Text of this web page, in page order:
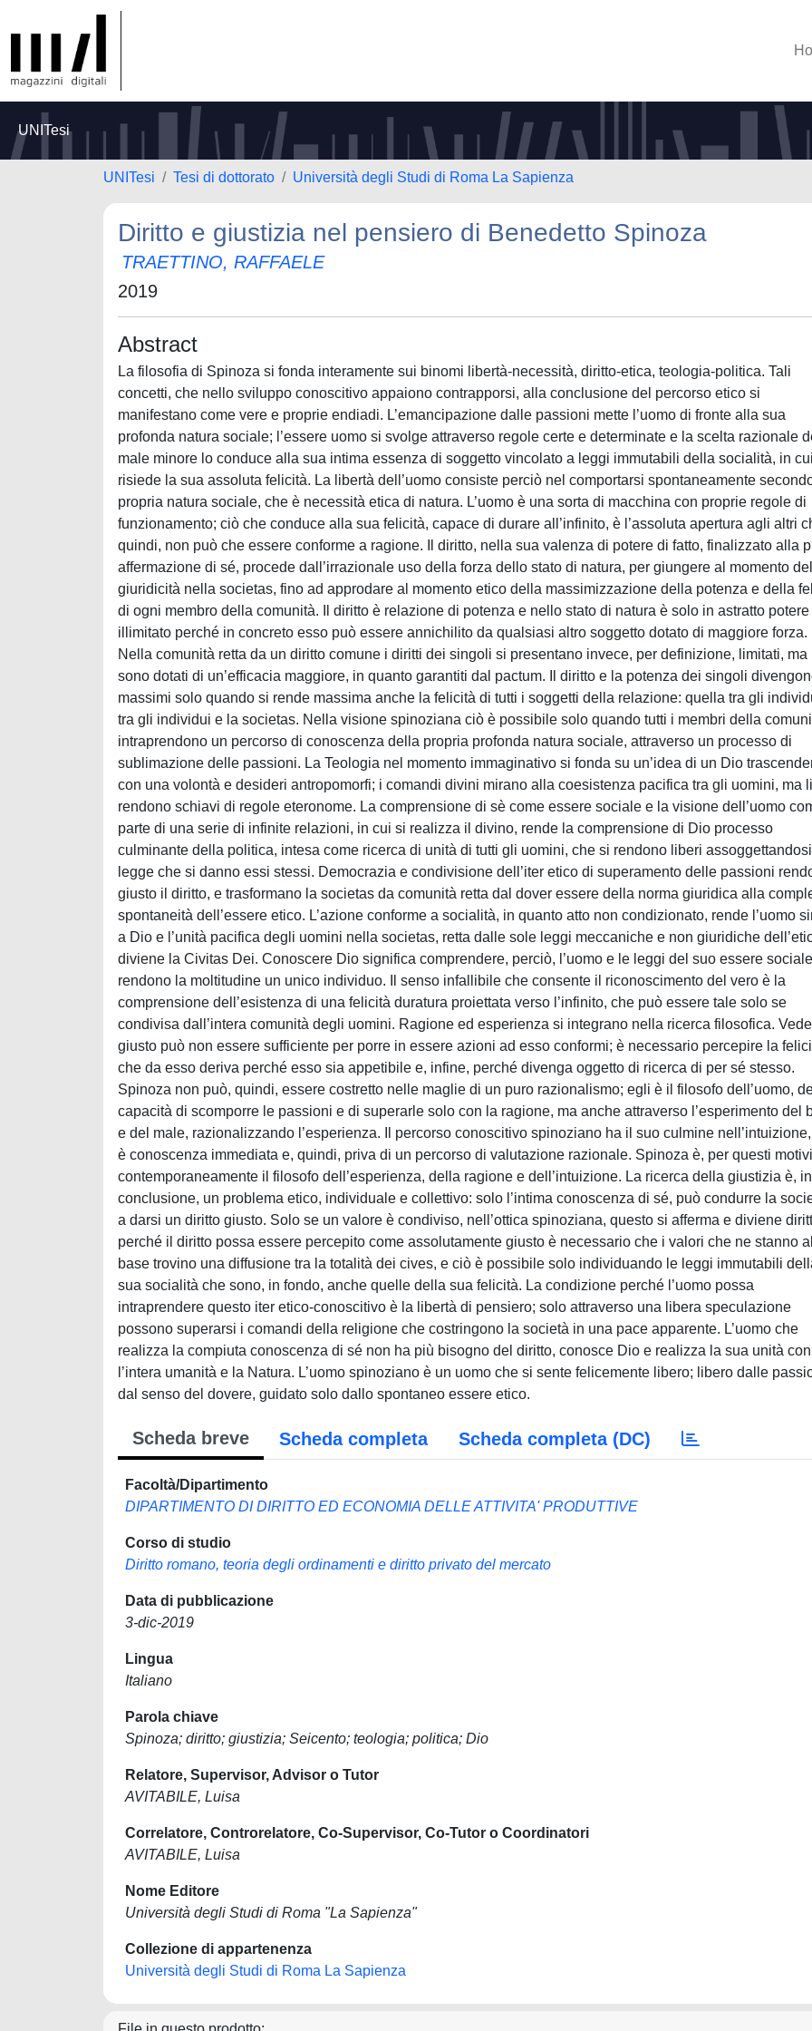
UNITesi
UNITesi Tesi di dottorato Università degli Studi di Roma La Sapienza
Diritto e giustizia nel pensiero di Benedetto Spinoza
TRAETTINO, RAFFAELE
2019
Abstract
La filosofia di Spinoza si fonda interamente sui binomi libertà-necessità, diritto-etica, teologia-politica. Tali
concetti, che nello sviluppo conoscitivo appaiono contrapporsi, alla conclusione del percorso etico si
manifestano come vere e proprie endiadi. L’emancipazione dalle passioni mette l’uomo di fronte alla sua
profonda natura sociale; l’essere uomo si svolge attraverso regole certe e determinate e la scelta razionale
male minore lo conduce alla sua intima essenza di soggetto vincolato a leggi immutabili della socialità, in cui
risiede la sua assoluta felicità. La libertà dell’uomo consiste perciò nel comportarsi spontaneamente
propria natura sociale, che è necessità etica di natura. L’uomo è una sorta di macchina con proprie regole di
funzionamento; ciò che conduce alla sua felicità, capace di durare all’infinito, è l’assoluta apertura agli altri
quindi, non può che essere conforme a ragione. Il diritto, nella sua valenza di potere di fatto, finalizzato alla
affermazione di sé, procede dall’irrazionale uso della forza dello stato di natura, per giungere al momento
giuridicità nella societas, fino ad approdare al momento etico della massimizzazione della potenza e della
di ogni membro della comunità. Il diritto è relazione di potenza e nello stato di natura è solo in astratto potere
illimitato perché in concreto esso può essere annichilito da qualsiasi altro soggetto dotato di maggiore forza.
Nella comunità retta da un diritto comune i diritti dei singoli si presentano invece, per definizione, limitati, ma
sono dotati di un’efficacia maggiore, in quanto garantiti dal pactum. Il diritto e la potenza dei singoli
massimi solo quando si rende massima anche la felicità di tutti i soggetti della relazione: quella tra gli
tra gli individui e la societas. Nella visione spinoziana ciò è possibile solo quando tutti i membri della
intraprendono un percorso di conoscenza della propria profonda natura sociale, attraverso un processo di
sublimazione delle passioni. La Teologia nel momento immaginativo si fonda su un’idea di un Dio
con una volontà e desideri antropomorfi; i comandi divini mirano alla coesistenza pacifica tra gli uomini, ma li
rendono schiavi di regole eteronome. La comprensione di sè come essere sociale e la visione dell’uomo
parte di una serie di infinite relazioni, in cui si realizza il divino, rende la comprensione di Dio processo
culminante della politica, intesa come ricerca di unità di tutti gli uomini, che si rendono liberi
legge che si danno essi stessi. Democrazia e condivisione dell’iter etico di superamento delle passioni
giusto il diritto, e trasformano la societas da comunità retta dal dover essere della norma giuridica alla
spontaneità dell’essere etico. L’azione conforme a socialità, in quanto atto non condizionato, rende l’uomo
a Dio e l’unità pacifica degli uomini nella societas, retta dalle sole leggi meccaniche e non giuridiche
diviene la Civitas Dei. Conoscere Dio significa comprendere, perciò, l’uomo e le leggi del suo essere
rendono la moltitudine un unico individuo. Il senso infallibile che consente il riconoscimento del vero è la
comprensione dell’esistenza di una felicità duratura proiettata verso l’infinito, che può essere tale solo se
condivisa dall’intera comunità degli uomini. Ragione ed esperienza si integrano nella ricerca filosofica.
giusto può non essere sufficiente per porre in essere azioni ad esso conformi; è necessario percepire la
che da esso deriva perché esso sia appetibile e, infine, perché divenga oggetto di ricerca di per sé stesso.
Spinoza non può, quindi, essere costretto nelle maglie di un puro razionalismo; egli è il filosofo dell’uomo,
capacità di scomporre le passioni e di superarle solo con la ragione, ma anche attraverso l’esperimento del
e del male, razionalizzando l’esperienza. Il percorso conoscitivo spinoziano ha il suo culmine
è conoscenza immediata e, quindi, priva di un percorso di valutazione razionale. Spinoza è, per questi
contemporaneamente il filosofo dell’esperienza, della ragione e dell’intuizione. La ricerca della giustizia è, in
conclusione, un problema etico, individuale e collettivo: solo l’intima conoscenza di sé, può condurre la
a darsi un diritto giusto. Solo se un valore è condiviso, nell’ottica spinoziana, questo si afferma e diviene
perché il diritto possa essere percepito come assolutamente giusto è necessario che i valori che ne stanno
base trovino una diffusione tra la totalità dei cives, e ciò è possibile solo individuando le leggi immutabili
sua socialità che sono, in fondo, anche quelle della sua felicità. La condizione perché l’uomo possa
intraprendere questo iter etico-conoscitivo è la libertà di pensiero; solo attraverso una libera speculazione
possono superarsi i comandi della religione che costringono la società in una pace apparente. L’uomo che
realizza la compiuta conoscenza di sé non ha più bisogno del diritto, conosce Dio e realizza la sua unità con
l’intera umanità e la Natura. L’uomo spinoziano è un uomo che si sente felicemente libero; libero dalle
dal senso del dovere, guidato solo dallo spontaneo essere etico.
Scheda breve Scheda completa Scheda completa (DC)
Facoltà/Dipartimento
DIPARTIMENTO DI DIRITTO ED ECONOMIA DELLE ATTIVITA' PRODUTTIVE
Corso di studio
Diritto romano, teoria degli ordinamenti e diritto privato del mercato
Data di pubblicazione
3-dic-2019
Lingua
Italiano
Parola chiave
Spinoza; diritto; giustizia; Seicento; teologia; politica; Dio
Relatore, Supervisor, Advisor o Tutor
AVITABILE, Luisa
Correlatore, Controrelatore, Co-Supervisor, Co-Tutor o Coordinatori
AVITABILE, Luisa
Nome Editore
Università degli Studi di Roma "La Sapienza"
Collezione di appartenenza
Università degli Studi di Roma La Sapienza